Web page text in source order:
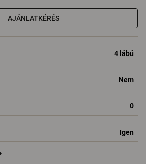
AJÁNLATKÉRÉS
4 lábú
Nem
0
Igen